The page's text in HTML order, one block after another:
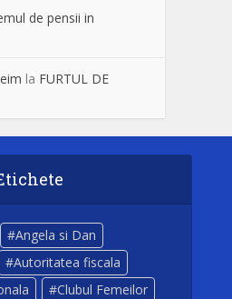
de pensii in
la FURTUL DE
Angela si Dan
Autoritatea fiscala
Clubul Femeilor